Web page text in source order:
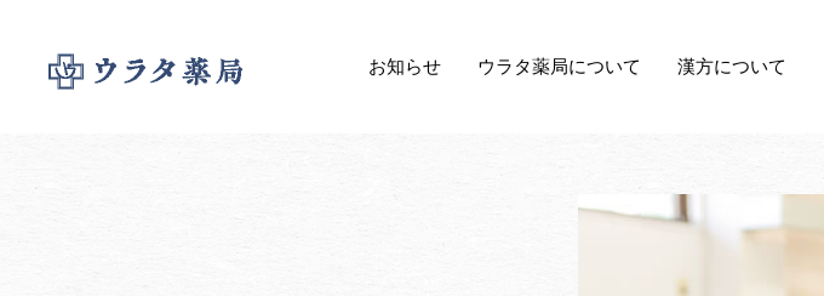
お知らせ ウラタ薬局について 漢方について